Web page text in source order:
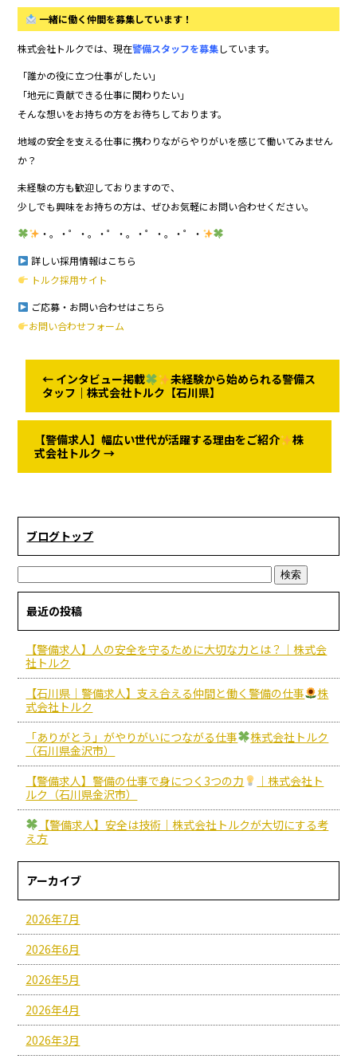
一緒に働く仲間を募集しています！
株式会社トルクでは、現在警備スタッフを募集しています。
「誰かの役に立つ仕事がしたい」
「地元に貢献できる仕事に関わりたい」
そんな想いをお持ちの方をお待ちしております。
地域の安全を支える仕事に携わりながらやりがいを感じて働いてみません
か？
未経験の方も歓迎しておりますので、
少しでも興味をお持ちの方は、ぜひお気軽にお問い合わせください。
・。・゜・。・゜・。・゜・。・゜・
詳しい採用情報はこちら
トルク採用サイト
ご応募・お問い合わせはこちら
お問い合わせフォーム
← インタビュー掲載
未経験から始められる警備ス
タッフ｜株式会社トルク【石川県】
【警備求人】幅広い世代が活躍する理由をご紹介
株
式会社トルク→
ブログトップ
最近の投稿
【警備求人】人の安全を守るために大切な力とは？｜株式会
社トルク
【石川県｜警備求人】支え合える仲間と働く警備の仕事
株
式会社トルク
「ありがとう」がやりがいにつながる仕事
株式会社トルク
（石川県金沢市）
【警備求人】警備の仕事で身につく3つの力
｜株式会社ト
ルク（石川県金沢市）
【警備求人】安全は技術｜株式会社トルクが大切にする考
え方
アーカイブ
2026年7月
2026年6月
2026年5月
2026年4月
2026年3月